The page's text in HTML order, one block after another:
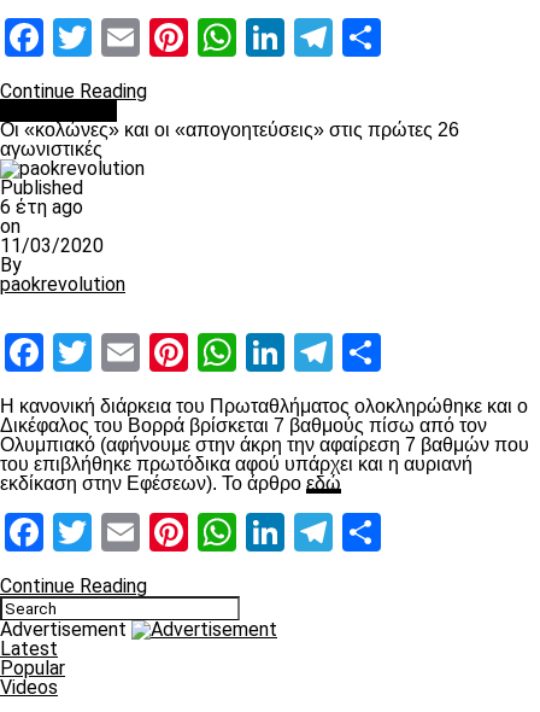
Facebook
Twitter
EmailPinterest
WhatsApp
LinkedIn
Telegram
Continue Reading
Οι «κολώνες» και οι «απογοητεύσεις» στις πρώτες 26
αγωνιστικές
Published
6 έτη ago
on
11/03/2020
By
paokrevolution
Facebook
Twitter
EmailPinterest
WhatsApp
LinkedIn
Telegram
Η κανονική διάρκεια του Πρωταθλήματος ολοκληρώθηκε και ο
Δικέφαλος του Βορρά βρίσκεται 7 βαθμούς πίσω από τον
Ολυμπιακό (αφήνουμε στην άκρη την αφαίρεση 7 βαθμών που
του επιβλήθηκε πρωτόδικα αφού υπάρχει και η αυριανή
εκδίκαση στην Εφέσεων). Το άρθρο εδώ
Facebook
Twitter
EmailPinterest
WhatsApp
LinkedIn
Telegram
Continue Reading
Advertisement
Latest
Popular
Videos